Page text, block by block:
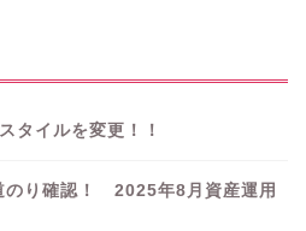
イルを変更！！
のり確認！ 2025年8月資産運用